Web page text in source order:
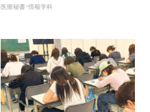
医療秘書・情報学科